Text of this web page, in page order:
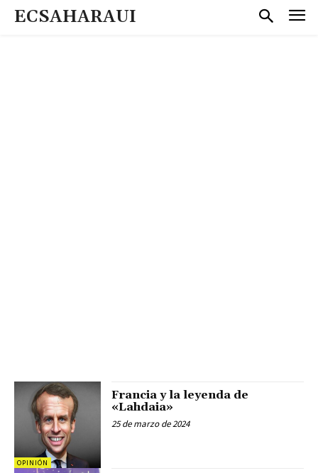
ECSAHARAUI
OPINIÓN
Francia y la leyenda de
«Lahdaia»
25 de marzo de 2024